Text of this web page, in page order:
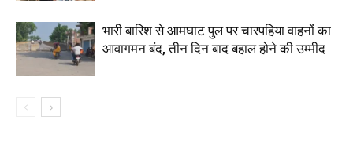
भारी बारिश से आमघाट पुल पर चारपहिया वाहनों का
आवागमन बंद, तीन दिन बाद बहाल होने की उम्मीद